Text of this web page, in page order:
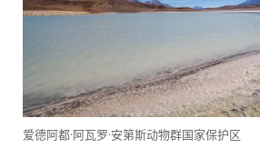
爱德阿都·阿瓦罗·安第斯动物群国家保护区